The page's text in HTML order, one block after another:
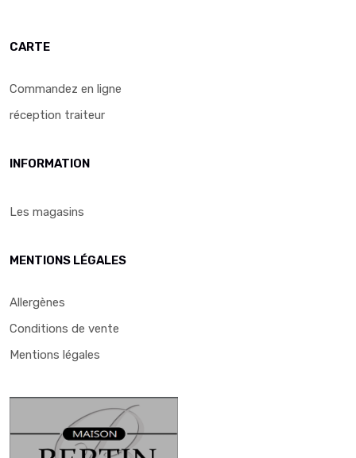
CARTE
Commandez en ligne
réception traiteur
INFORMATION
Les magasins
MENTIONS LÉGALES
Allergènes
Conditions de vente
Mentions légales